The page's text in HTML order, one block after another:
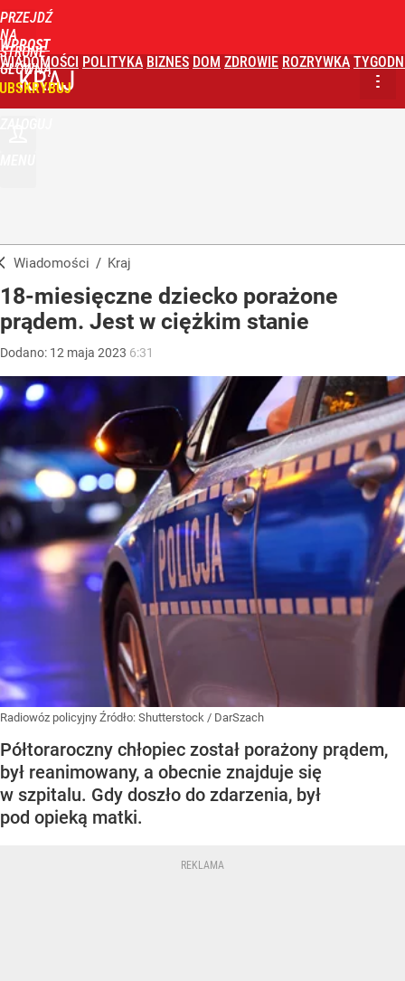
PRZEJDŹ
NA
STRONĘ
GŁÓWNĄ
WPROST
WIADOMOŚCI POLITYKA BIZNES DOM ZDROWIE ROZRYWKA
KRAJ
Wiadomości / Kraj
18-miesięczne dziecko porażone
prądem. Jest w ciężkim stanie
Dodano: 12 maja 2023 6:31
Radiowóz policyjny Źródło: Shutterstock / DarSzach
Półtoraroczny chłopiec został porażony prądem,
był reanimowany, a obecnie znajduje się
w szpitalu. Gdy doszło do zdarzenia, był
pod opieką matki.